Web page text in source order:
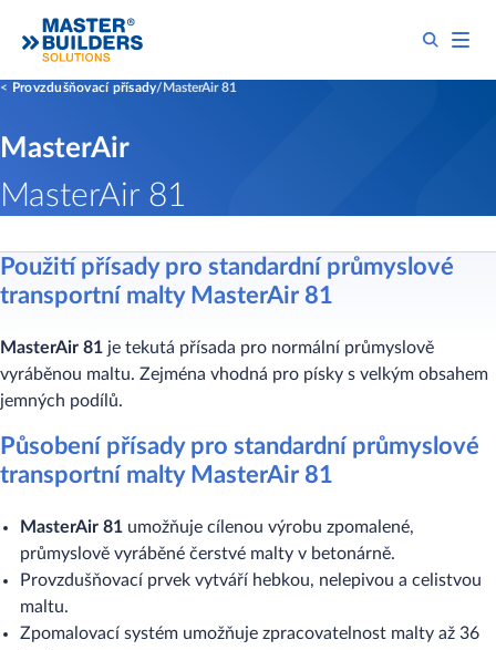
Provzdušňovací přísady MasterAir 81
MasterAir
MasterAir 81
Použití přísady pro standardní průmyslové
transportní malty MasterAir 81
MasterAir 81 je tekutá přísada pro normální průmyslově
vyráběnou maltu. Zejména vhodná pro písky s velkým obsahem
jemných podílů.
Působení přísady pro standardní průmyslové
transportní malty MasterAir 81
MasterAir 81 umožňuje cílenou výrobu zpomalené,
průmyslově vyráběné čerstvé malty v betonárně.
Provzdušňovací prvek vytváří hebkou, nelepivou a celistvou
maltu.
Zpomalovací systém umožňuje zpracovatelnost malty až 36